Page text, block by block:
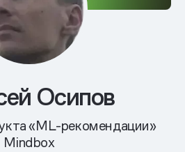
Осипов
«ML-рекомендации»
Mindbox